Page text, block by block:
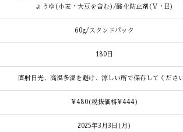
ょうゆ(小麦・大豆を含む)/酸化防止剤(V・E)
60g/スタンドパック
180日
直射日光、高温多湿を避け、涼しい所で保存してください
¥480(税抜価格¥444)
2025年3月3日(月)